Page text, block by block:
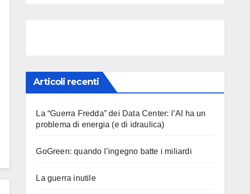
Articoli recenti
La “Guerra Fredda” dei Data Center: l’AI ha un
problema di energia (e di idraulica)
GoGreen: quando l’ingegno batte i miliardi
La guerra inutile